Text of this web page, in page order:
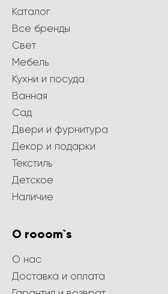
Каталог
Все бренды
Свет
Мебель
Кухни и посуда
Ванная
Сад
Двери и фурнитура
Декор и подарки
Текстиль
Детское
Наличие
О rooom`s
О нас
Доставка и оплата